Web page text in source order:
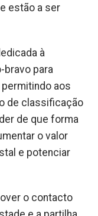
estão a ser
à
bravo para
aos
de classificação
de que forma
o valor
e potenciar
o contacto